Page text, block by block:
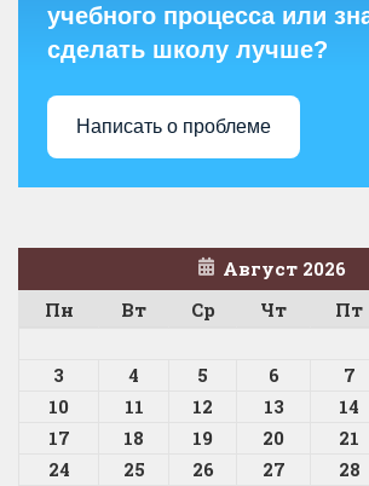
учебного процесса или
сделать школу лучше?
Написать о проблеме
Август 2026
Пн
Вт Ср Чт Пт
3
4 5 6 7
10
11 12 13 14
17
18 19 20 21
24
25 26 27 28